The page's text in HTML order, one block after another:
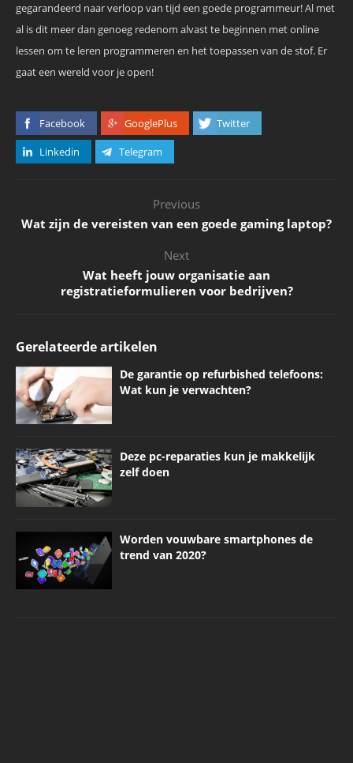
gegarandeerd naar verloop van tijd een goede programmeur! Al met
al is dit meer dan genoeg redenom alvast te beginnen met online
lessen om te leren programmeren en het toepassen van de stof. Er
gaat een wereld voor je open!
Facebook GooglePlus
Twitter
Linkedin
Telegram
Previous
Wat zijn de vereisten van een goede gaming laptop?
Next
Wat heeft jouw organisatie aan
registratieformulieren voor bedrijven?
Gerelateerde artikelen
De garantie op refurbished telefoons:
Wat kun je verwachten?
Deze pc-reparaties kun je makkelijk
zelf doen
Worden vouwbare smartphones de
trend van 2020?